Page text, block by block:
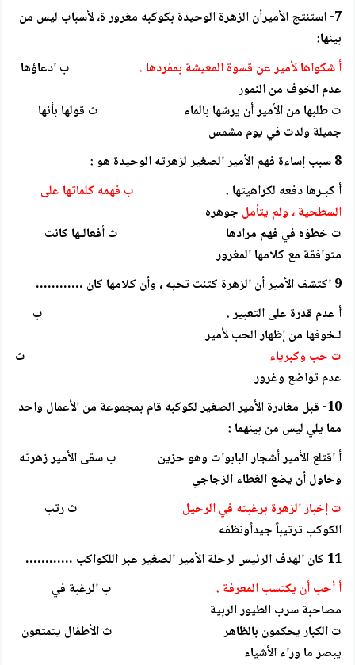
7- استنتج الأميرأن الزهرة الوحيدة بكوكبه مغرور ة، لأسباب ليس من
بينها:
أ شكواها لأمير عن قسوة المعيشة بمفردها .
ب ادعاؤها
عدم الخوف من النمور
ت طلبها من الأمير أن يرشها بالماء ث قولها بأنها
جميلة ولدت في يوم مشمس
8 سبب إساءة فهم الأمير الصغير لزهرته الوحيدة هو :
أ كبـرها دفعه لكراهيتها .
ب فهمه كلماتها على
السطحية ، ولم يتأمل جوهره
ت خطؤه في فهم مرادها ث أفعالـها كانت
متوافقة مع كلامها المغرور
9 اكتشف الأمير أن الزهرة كتنت تحبه ، وأن كلامها كان …………
أ عدم قدرة على التعبير . ب
لـخوفها من إظهار الحب لأمير
ت حب وكبرياء ث
عدم تواضع وغرور
10- قبل مغادرة الأمير الصغير لكوكبه قام بمجموعة من الأعمال واحد
مما يلي ليس من بينهما :
أ اقتلع الأمير أشجار البابوات وهو حزين ب سقى الأمير زهرته
وحاول أن يضع الغطاء الزجاجي
ت إخبار الزهرة برغبته في الرحيل
ث رتب
الكوكب ترتيباً جيداًونظفه
11 كان الهدف الرئيس لرحلة الأمير الصغير عبر اللكواكب …………
أ أحب أن يكتسب المعرفة .
ب الرغبة في
مصاحبة سرب الطيور الربية
ت الكبار يحكمون بالظاهر ث الأطفال يتمتعون
يبصر ما وراء الأشياء